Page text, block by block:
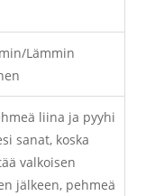
Lämmin
liina ja pyyhi
sanat, koska
valkoisen
jälkeen, pehmeä